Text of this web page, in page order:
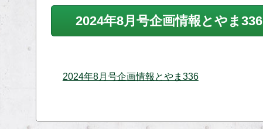
2024年8月号企画情報とやま336
2024年8月号企画情報とやま336